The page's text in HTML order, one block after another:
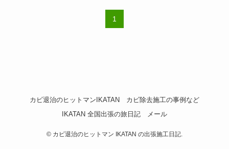
1
カビ退治のヒットマンIKATAN
カビ除去施工の事例など
IKATAN 全国出張の旅日記
メール
© カビ退治のヒットマン IKATAN の出張施工日記.